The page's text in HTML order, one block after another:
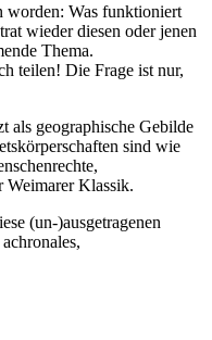
worden: Was funktioniert
wieder diesen oder jenen
Thema.
teilen! Die Frage ist nur,
als geographische Gebilde
sind wie
Weimarer Klassik.
(un-)ausgetragenen